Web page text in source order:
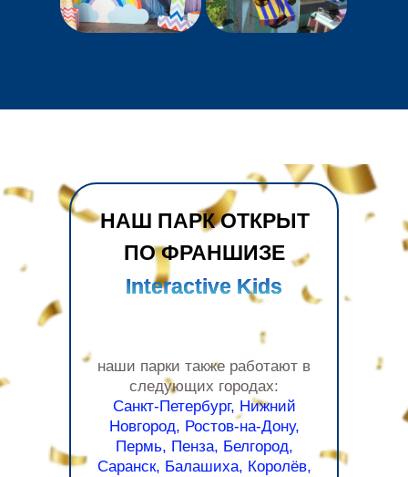
НАШ ПАРК ОТКРЫТ
ПО ФРАНШИЗЕ
наши парки также работают в
следующих городах:
Санкт-Петербург, Нижний
Новгород, Ростов-на-Дону,
Пермь, Пенза, Белгород,
Саранск, Балашиха, Королёв,
Interactive Kids
Interactive Kids